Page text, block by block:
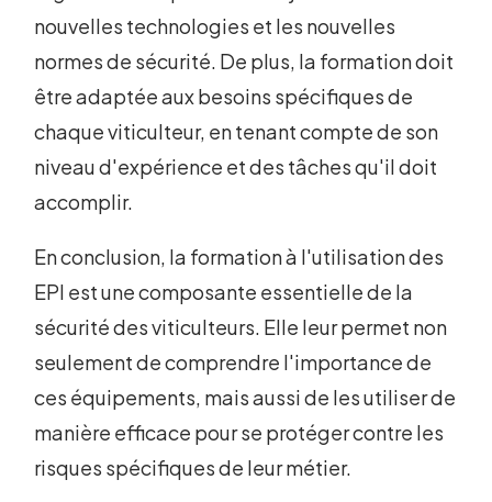
nouvelles technologies et les nouvelles
normes de sécurité. De plus, la formation doit
être adaptée aux besoins spécifiques de
chaque viticulteur, en tenant compte de son
niveau d'expérience et des tâches qu'il doit
accomplir.
En conclusion, la formation à l'utilisation des
EPI est une composante essentielle de la
sécurité des viticulteurs. Elle leur permet non
seulement de comprendre l'importance de
ces équipements, mais aussi de les utiliser de
manière efficace pour se protéger contre les
risques spécifiques de leur métier.